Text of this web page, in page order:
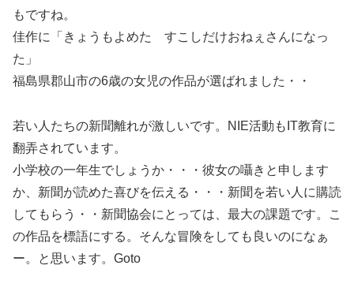
もですね。
佳作に「きょうもよめた すこしだけおねぇさんになっ
た」
福島県郡山市の6歳の女児の作品が選ばれました・・
若い人たちの新聞離れが激しいです。NIE活動もIT教育に
翻弄されています。
小学校の一年生でしょうか・・・彼女の囁きと申します
か、新聞が読めた喜びを伝える・・・新聞を若い人に購読
してもらう・・新聞協会にとっては、最大の課題です。こ
の作品を標語にする。そんな冒険をしても良いのになぁ
ー。と思います。Goto